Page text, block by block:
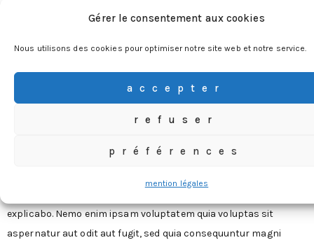
Gérer le consentement aux cookies
Nous utilisons des cookies pour optimiser notre site web et notre service.
accepter
refuser
préférences
mention légales
nesciunt.
Sed ut perspiciatis unde omnis iste natus error sit voluptatem
accusantium doloremque laudantium, totam rem aperiam, eaque
ipsa quae ab illo inventore veritatis et quasi architecto beatae
natus error sit voluptatem accusantium doloremque
explicabo. Nemo enim ipsam voluptatem quia voluptas sit
aspernatur aut odit aut fugit, sed quia consequuntur magni